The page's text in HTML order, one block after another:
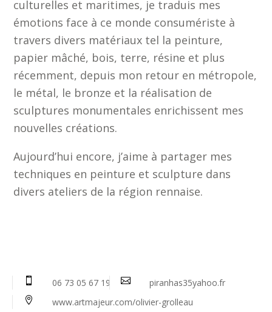
culturelles et maritimes, je traduis mes
émotions face à ce monde consumériste à
travers divers matériaux tel la peinture,
papier mâché, bois, terre, résine et plus
récemment, depuis mon retour en métropole,
le métal, le bronze et la réalisation de
sculptures monumentales enrichissent mes
nouvelles créations.
Aujourd’hui encore, j’aime à partager mes
techniques en peinture et sculpture dans
divers ateliers de la région rennaise.
 06 73 05 67 19  piranhas35yahoo.fr
 www.artmajeur.com/olivier-grolleau